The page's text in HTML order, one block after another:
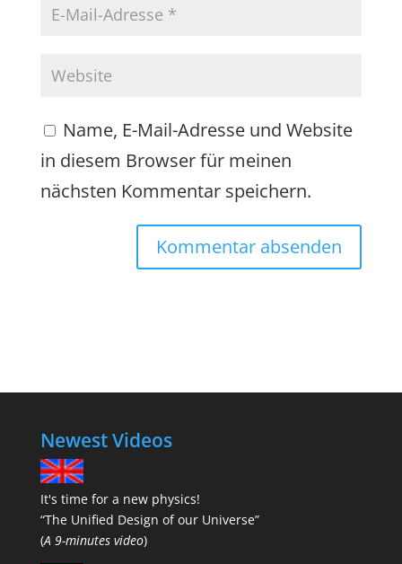
Name, E-Mail-Adresse und Website
in diesem Browser für meinen
nächsten Kommentar speichern.
Newest Videos
It's time for a new physics!
“The Unified Design of our Universe”
(A 9-minutes video)